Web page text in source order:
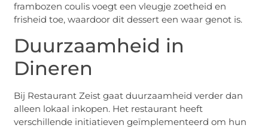
frambozen coulis voegt een vleugje zoetheid en
frisheid toe, waardoor dit dessert een waar genot is.
Duurzaamheid in
Dineren
Bij Restaurant Zeist gaat duurzaamheid verder dan
alleen lokaal inkopen. Het restaurant heeft
verschillende initiatieven geïmplementeerd om hun